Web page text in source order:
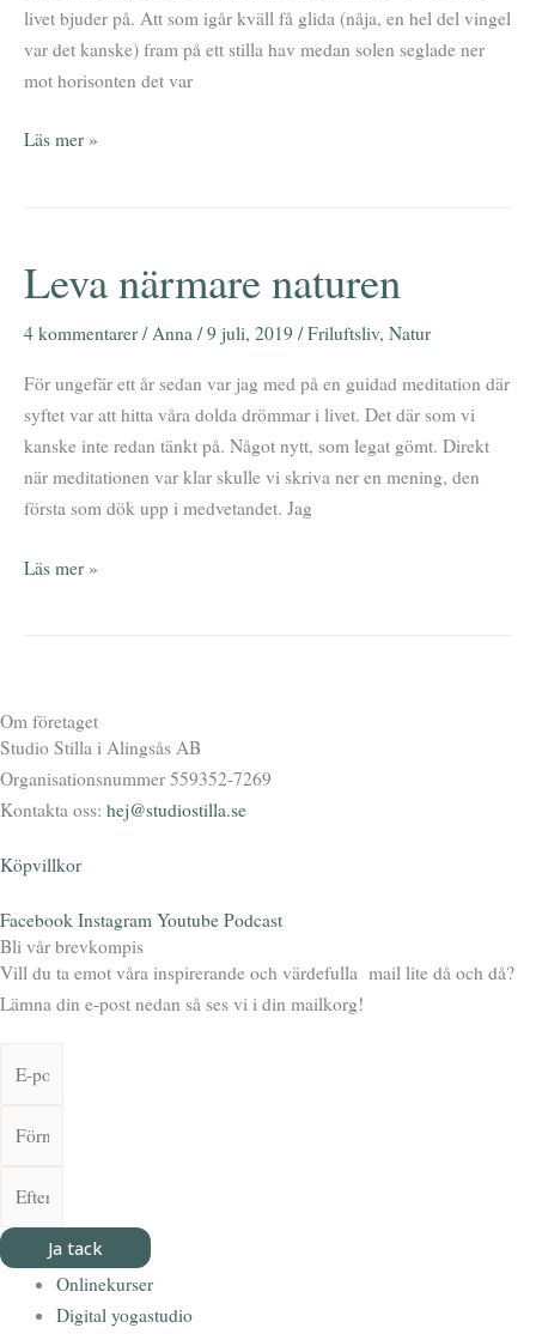
livet bjuder på. Att som igår kväll få glida (nåja, en hel del vingel
var det kanske) fram på ett stilla hav medan solen seglade ner
mot horisonten det var
Läs mer »
Leva närmare naturen
4 kommentarer / Anna /9 juli, 2019 /Friluftsliv, Natur
För ungefär ett år sedan var jag med på en guidad meditation där
syftet var att hitta våra dolda drömmar i livet. Det där som vi
kanske inte redan tänkt på. Något nytt, som legat gömt. Direkt
när meditationen var klar skulle vi skriva ner en mening, den
första som dök upp i medvetandet. Jag
Leva
närmare
naturen
Läs mer »
Om företaget
Studio Stilla i Alingsås AB
Organisationsnummer 559352-7269
Kontakta oss: hej@studiostilla.se
Köpvillkor
Facebook Instagram Youtube Podcast
Bli vår brevkompis
Vill du ta emot våra inspirerande och värdefulla mail lite då och då?
Lämna din e-post nedan så ses vi i din mailkorg!
Ja tack
Onlinekurser
Digital yogastudio